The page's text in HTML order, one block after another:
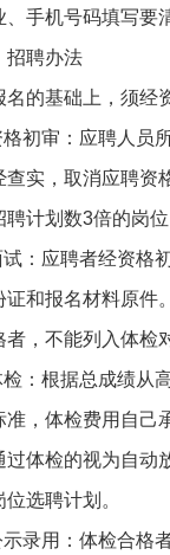
、手机号码填写要
招聘办法
名的基础上，须经
格初审：应聘人员
查实，取消应聘资
聘计划数3倍的岗
试：应聘者经资格
证和报名材料原件
者，不能列入体检
检：根据总成绩从
准，体检费用自己
过体检的视为自动
选聘计划。
示录用：体检合格